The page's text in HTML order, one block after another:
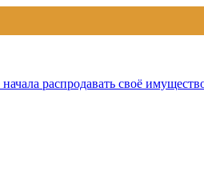
распродавать своё